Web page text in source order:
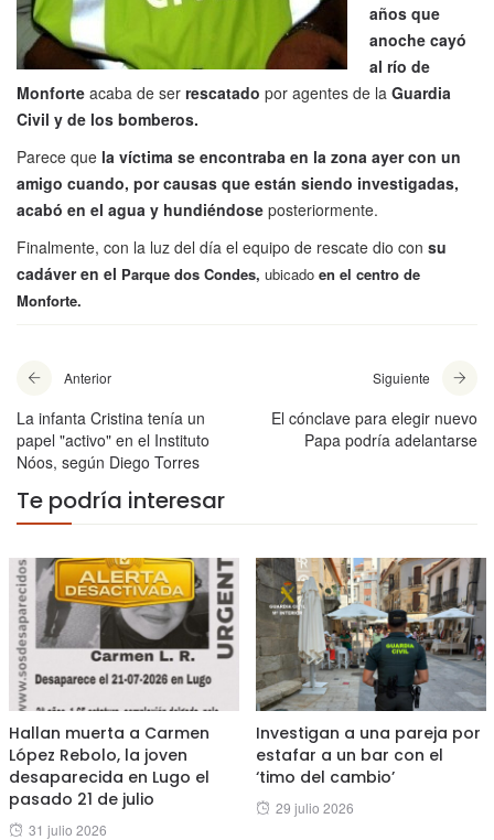
años que
anoche cayó
al río de
Monforte acaba de ser rescatado por agentes de la Guardia
Civil y de los bomberos.
Parece que la víctima se encontraba en la zona ayer con un
amigo cuando, por causas que están siendo investigadas,
acabó en el agua y hundiéndose posteriormente.
Finalmente, con la luz del día el equipo de rescate dio con su
cadáver en el Parque dos Condes, ubicado en el centro de
Monforte.
Anterior
La infanta Cristina tenía un
papel "activo" en el Instituto
Nóos, según Diego Torres
Siguiente
El cónclave para elegir nuevo
Papa podría adelantarse
Te podría interesar
Hallan muerta a Carmen
López Rebolo, la joven
desaparecida en Lugo el
pasado 21 de julio
Posted
31 julio 2026
Investigan a una pareja por
estafar a un bar con el
‘timo del cambio’
Posted
29 julio 2026